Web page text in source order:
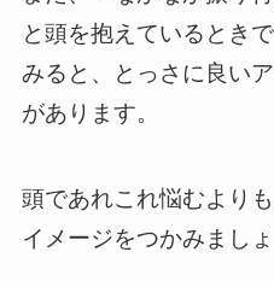
と頭を抱えているとき
みると、とっさに良い
があります。
頭であれこれ悩むより
イメージをつかみましょ